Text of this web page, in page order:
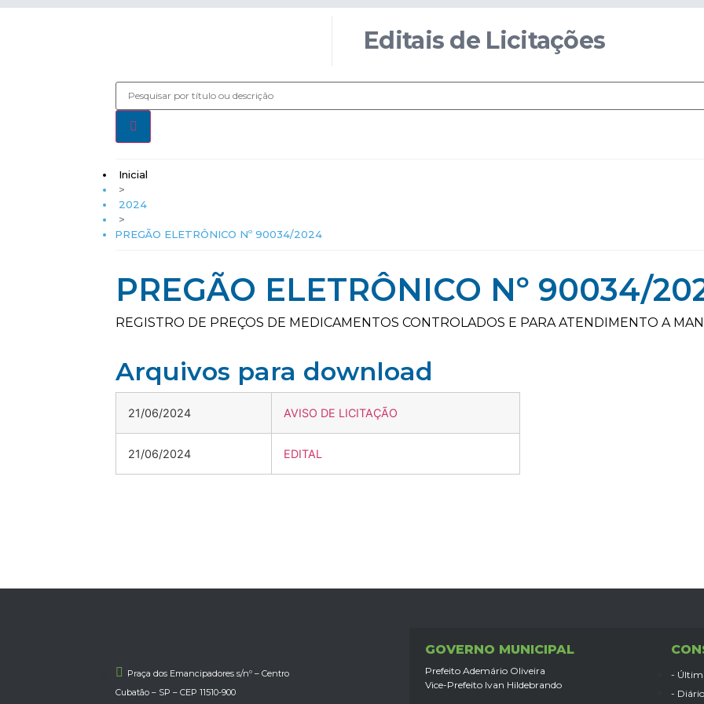
Editais de Licitações
Inicial
>
2024
>
PREGÃO ELETRÔNICO Nº 90034/2024
PREGÃO ELETRÔNICO Nº 90034/
REGISTRO DE PREÇOS DE MEDICAMENTOS CONTROLADOS E PARA ATENDIMENTO A
Arquivos para download
21/06/2024 AVISO DE LICITAÇÃO
21/06/2024 EDITAL
Praça dos Emancipadores s/nº – Centro
Cubatão – SP – CEP 11510-900
GOVERNO MUNICIPAL
Prefeito Ademário Oliveira
Vice-Prefeito Ivan Hildebrando
-
-